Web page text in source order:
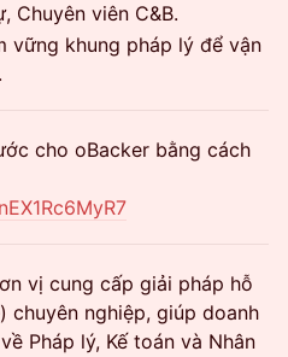
Chuyên viên C&B.
vững khung pháp lý để vận
cho oBacker bằng cách
vị cung cấp giải pháp hỗ
chuyên nghiệp, giúp doanh
Pháp lý, Kế toán và Nhân